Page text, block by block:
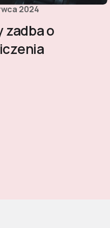
2024
zadba o